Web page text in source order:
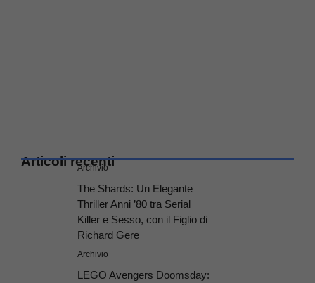
Articoli recenti
Archivio
The Shards: Un Elegante
Thriller Anni ’80 tra Serial
Killer e Sesso, con il Figlio di
Richard Gere
Archivio
LEGO Avengers Doomsday: